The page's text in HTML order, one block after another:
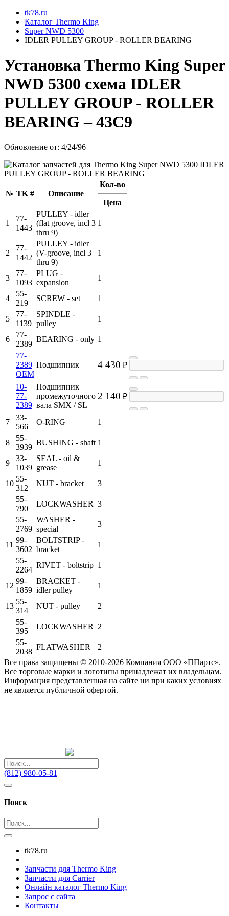
tk78.ru
Каталог Thermo King
Super NWD 5300
IDLER PULLEY GROUP - ROLLER BEARING
Установкa Thermo King Super
NWD 5300 схема IDLER
PULLEY GROUP - ROLLER
BEARING – 43C9
Обновление от: 4/24/96
№ TK # Описание
Кол-во
Цена
1
77-
1443
PULLEY - idler
(flat groove, incl 3
thru 9)
1
2
77-
1442
PULLEY - idler
(V-groove, incl 3
thru 9)
1
3
77-
1093
PLUG -
expansion
1
4
55-
219
SCREW - set 1
5
77-
1139
SPINDLE -
pulley
1
6
77-
2389
BEARING - only 1
77-
2389
OEM
Подшипник 4 430 ₽
10-
77-
2389
Подшипник
промежуточного
вала SMX / SL
2 140 ₽
7
33-
566
O-RING 1
8
55-
3939
BUSHING - shaft 1
9
33-
1039
SEAL - oil &
grease
1
10
55-
312
NUT - bracket
3
55-
790
LOCKWASHER 3
55-
2769
WASHER -
special
3
11
99-
3602
BOLTSTRIP -
bracket
1
55-
2264
RIVET - boltstrip 1
12
99-
1859
BRACKET -
idler pulley
1
13
55-
314
NUT - pulley
2
55-
395
LOCKWASHER
2
55-
2038
FLATWASHER
2
Все права защищены © 2010-2026 Компания ООО «ППартс».
Все торговые марки и логотипы принадлежат их владельцам.
Информация представленная на сайте ни при каких условиях
не является публичной офертой.
(812) 980-05-81
Поиск
tk78.ru
Запчасти для Thermo King
Запчасти для Carrier
Онлайн каталог Thermo King
Запрос с сайта
Контакты